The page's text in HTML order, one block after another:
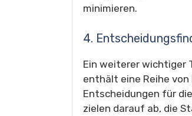
minimieren.
4.
Ein weiterer wichtiger
enthält eine Reihe
Entscheidungen für
zielen darauf ab, die